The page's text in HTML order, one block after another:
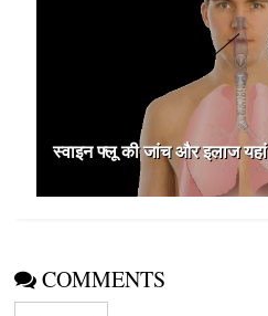
स्वाइन फ्लू की जांच और इलाज
COMMENTS